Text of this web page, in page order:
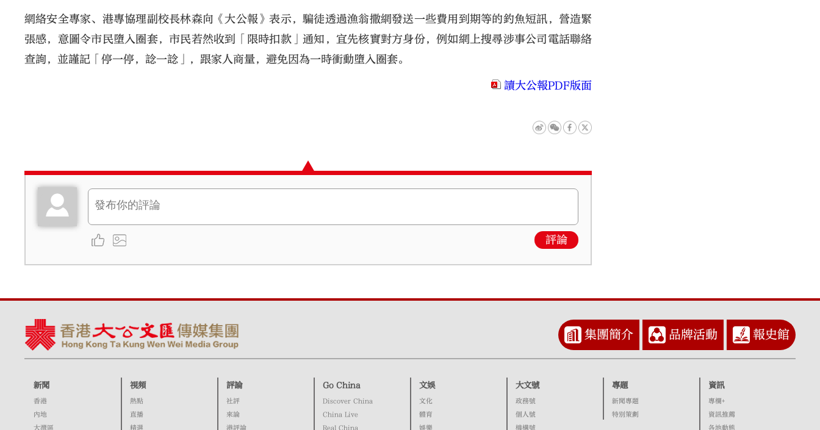
網絡安全專家、港專協理副校長林森向《大公報》表示，騙徒透過漁翁撒網發送一些費用到期等的釣魚短訊，營造緊
張感，意圖令市民墮入圈套，市民若然收到「限時扣款」通知，宜先核實對方身份，例如網上搜尋涉事公司電話聯絡
查詢，並謹記「停一停，諗一諗」，跟家人商量，避免因為一時衝動墮入圈套。
讀大公報PDF版面
評論
集團簡介 品牌活動 報史館
新聞
香港
內地
大灣區
視頻
熱點
直播
精選
評論
社評
來論
港評論
Go China
Discover China
China Live
Real China
文娛
文化
體育
娛樂
大文號
政務號
個人號
機構號
專題
新聞專題
特別策劃
資訊
專欄+
資訊推薦
各地動態